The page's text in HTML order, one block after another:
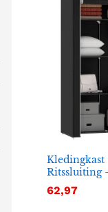
Ritssluiting
62,97
62,97